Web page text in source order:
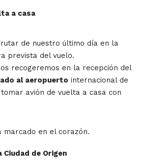
a casa
de nuestro último día en la
prevista del vuelo.
recogeremos en la recepción del
al aeropuerto internacional de
avión de vuelta a casa con
marcado en el corazón.
Ciudad de Origen